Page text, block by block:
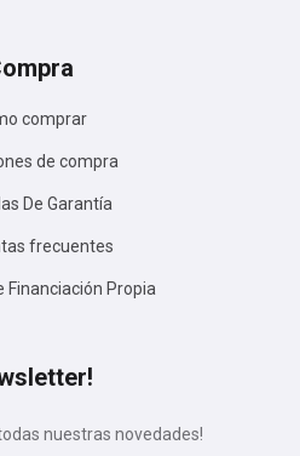
comprar
de compra
De Garantía
frecuentes
Financiación Propia
nuestras novedades!